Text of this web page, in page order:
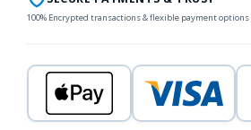
100% Encrypted transactions & flexible payment options